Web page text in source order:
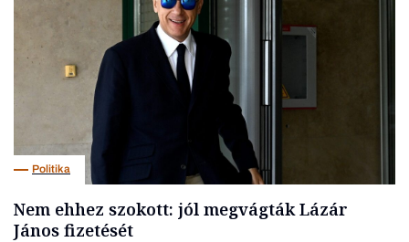
Politika
Nem ehhez szokott: jól megvágták Lázár
János fizetését